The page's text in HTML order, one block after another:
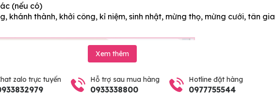
(nếu có)
khánh thành, khởi công, kỉ niệm, sinh nhật, mừng thọ, mừng cưới, tân
Xem thêm
zalo trực tuyến Hỗ trợ sau mua hàng
0933338800
Hotline đặt hàng
0977755544